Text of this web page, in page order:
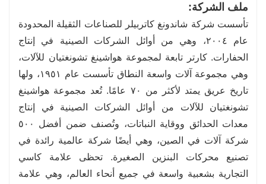
ملف الشركة:
تأسست شركة شاندونغ كاتربيلر للصناعات الثقيلة المحدودة
عام ٢٠٠٤، وهي من أوائل الشركات الصينية في إنتاج
الحفارات. كارتر تابعة لمجموعة هواشينغ تشونغتيان للآلات،
وهي مجموعة آلات واسعة النطاق تأسست عام ١٩٥١، ولها
تاريخ عريق يمتد لأكثر من ٧٠ عامًا. تُعد مجموعة هواشينغ
تشونغتيان للآلات من أوائل الشركات الصينية في إنتاج
معدات الحدائق ووقاية النباتات، وتُصنف ضمن أفضل ٥٠٠
شركة آلات في الصين، وهي أيضًا شركة عالمية رائدة في
تصنيع محركات البنزين الصغيرة. تحظى علامة كاسي
التجارية بشعبية واسعة في جميع أنحاء العالم، وهي علامة